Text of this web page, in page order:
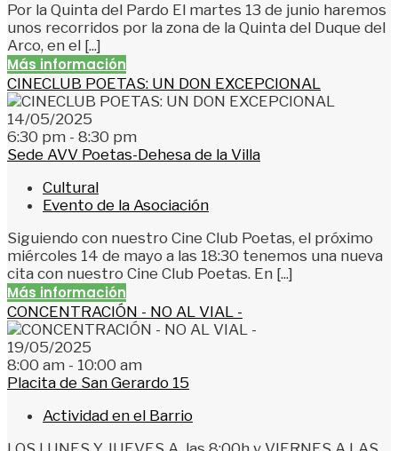
Por la Quinta del Pardo El martes 13 de junio haremos
unos recorridos por la zona de la Quinta del Duque del
Arco, en el [...]
Más información
CINECLUB POETAS: UN DON EXCEPCIONAL
14/05/2025
6:30 pm - 8:30 pm
Sede AVV Poetas-Dehesa de la Villa
Cultural
Evento de la Asociación
Siguiendo con nuestro Cine Club Poetas, el próximo
miércoles 14 de mayo a las 18:30 tenemos una nueva
cita con nuestro Cine Club Poetas. En [...]
Más información
CONCENTRACIÓN - NO AL VIAL -
19/05/2025
8:00 am - 10:00 am
Placita de San Gerardo 15
Actividad en el Barrio